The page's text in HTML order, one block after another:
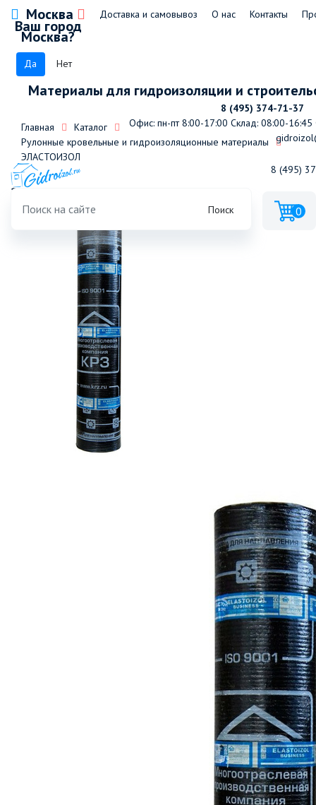
Москва
Ваш город
Москва?
Да Нет
Доставка и самовывоз О нас Контакты
Материалы для гидроизоляции и
8 (495) 374-71-37
Офис: пн-пт 8:00-17:00 Склад: 08:00-16:45
8 (495)
Поиск 0
Главная
Каталог
Рулонные кровельные и гидроизоляционные материалы
ЭЛАСТОИЗОЛ
Эластоизол ЭКП-5,0 Премиум